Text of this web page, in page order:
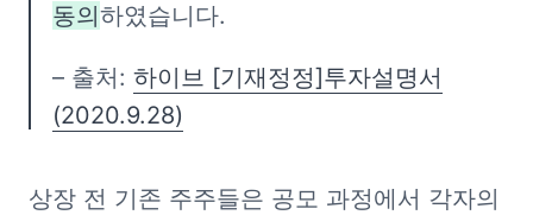
동의하였습니다.
– 출처: 하이브 [기재정정]투자설명서
(2020.9.28)
상장 전 기존 주주들은 공모 과정에서 각자의